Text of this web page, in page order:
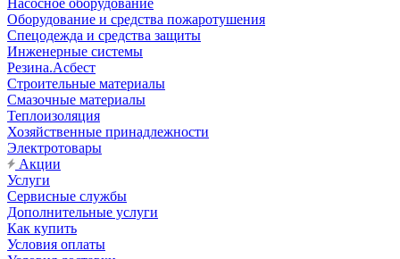
Насосное оборудование
Оборудование и средства пожаротушения
Спецодежда и средства защиты
Инженерные системы
Резина.Асбест
Строительные материалы
Смазочные материалы
Теплоизоляция
Хозяйственные принадлежности
Электротовары
Акции
Услуги
Сервисные службы
Дополнительные услуги
Как купить
Условия оплаты